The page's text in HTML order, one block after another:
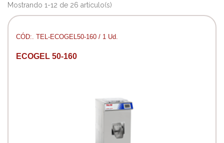
Mostrando 1-12 de 26 artículo(s)
CÓD:. TEL-ECOGEL50-160 / 1 Ud.
ECOGEL 50-160